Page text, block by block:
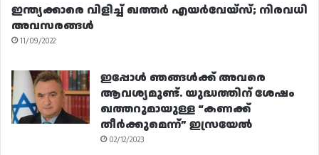
ഇന്ത്യക്കാരെ വിളിച്ച് ഖത്തർ എയർവേയ്‌സ്; നിരവധി
അവസരങ്ങൾ
11/09/2022
ഇപ്പോൾ ഞങ്ങൾക്ക് അവരെ
ആവശ്യമുണ്ട്. യുദ്ധത്തിന് ശേഷം
ഖത്തറുമായുള്ള “കണക്ക്
തീർക്കുമെന്ന്” ഇസ്രയേൽ
02/12/2023